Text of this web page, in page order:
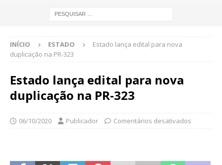
INÍCIO ESTADO
Estado lança edital para nova
duplicação na PR-323
Estado lança edital para nova
duplicação na PR-323
06/10/2020 Publicador Comentários desativados